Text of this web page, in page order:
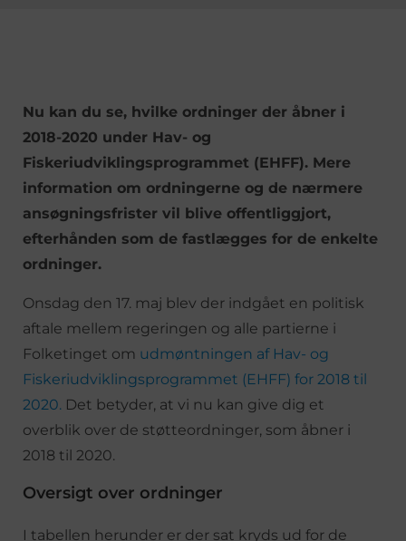
Nu kan du se, hvilke ordninger der åbner i
2018-2020 under Hav- og
Fiskeriudviklingsprogrammet (EHFF). Mere
information om ordningerne og de nærmere
ansøgningsfrister vil blive offentliggjort,
efterhånden som de fastlægges for de enkelte
ordninger.
Onsdag den 17. maj blev der indgået en politisk
aftale mellem regeringen og alle partierne i
Folketinget om udmøntningen af Hav- og
Fiskeriudviklingsprogrammet (EHFF) for 2018 til
2020. Det betyder, at vi nu kan give dig et
overblik over de støtteordninger, som åbner i
2018 til 2020.
Oversigt over ordninger
I tabellen herunder er der sat kryds ud for de